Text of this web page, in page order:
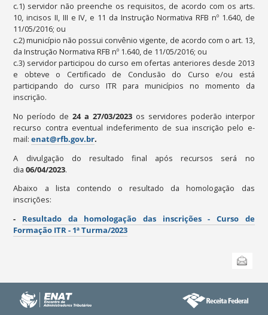
c.1) servidor não preenche os requisitos, de acordo com os arts.
10, incisos II, III e IV, e 11 da Instrução Normativa RFB nº 1.640, de
11/05/2016; ou
c.2) município não possui convênio vigente, de acordo com o art. 13,
da Instrução Normativa RFB nº 1.640, de 11/05/2016; ou
c.3) servidor participou do curso em ofertas anteriores desde 2013
e obteve o Certificado de Conclusão do Curso e/ou está
participando do curso ITR para municípios no momento da
inscrição.
No período de24 a 27/03/2023os servidores poderão interpor
recurso contra eventual indeferimento de sua inscrição pelo e-
mail:enat@rfb.gov.br.
A divulgação do resultado final após recursos será no
dia06/04/2023.
Abaixo a lista contendo o resultado da homologação das
inscrições:
- Resultado da homologação das inscrições - Curso de
Formação ITR - 1ª Turma/2023